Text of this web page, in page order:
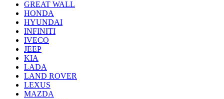
GREAT WALL
HONDA
HYUNDAI
INFINITI
IVECO
JEEP
KIA
LADA
LAND ROVER
LEXUS
MAZDA